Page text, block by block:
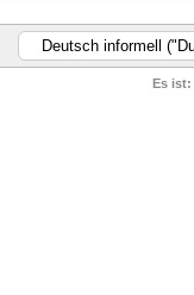
Es ist: